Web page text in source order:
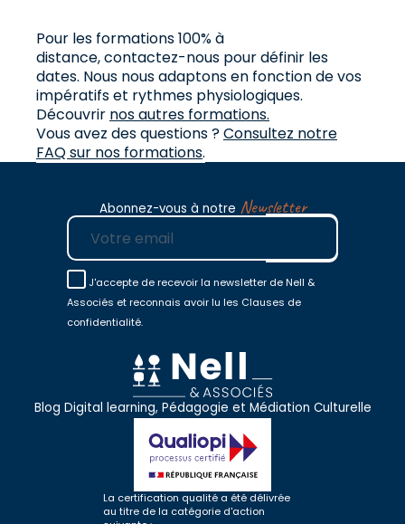
Pour les formations 100% à
distance,contactez-nous pour définir les
dates. Nous nous adaptons en fonction de vos
impératifs et rythmes physiologiques.
Découvrir nos autres formations.
Vous avez des questions ?Consultez notre
FAQ sur nos formations.
Abonnez-vous à notre Newsletter
E-mail
J'accepte de recevoir la newsletter de Nell &
Associés et reconnais avoir lu les Clauses de
confidentialité.
Blog Digital learning, Pédagogie et Médiation Culturelle
La certification qualité a été délivrée
au titre de la catégorie d'action